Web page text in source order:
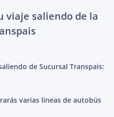
viaje saliendo de la
de Sucursal Transpais:
varias líneas de autobús